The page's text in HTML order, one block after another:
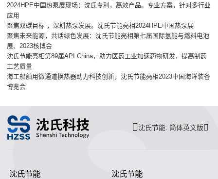
2024HPE中国热泵展现场：沈氏专利，高效产品。专业方案，针对多行业
应用
聚焦双碳目标 ，深耕热泵发展。沈氏节能亮相2024HPE中国热泵展
聚焦未来能源，共话绿色发展：沈氏节能亮相第七届国际氢能与燃料电池
展、2023核博会
沈氏节能亮相第89届API China，助力医药工业加速药物研发，提高制药
工艺质量
海工船舶用微通道换热器助力科技创新，沈氏节能亮相2023中国海洋装备
博览会
沈氏节能: 简体英文版
沈氏节能 沈氏节能